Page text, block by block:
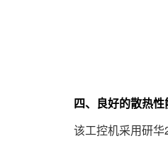
四、良好的散热性
该工控机采用研华